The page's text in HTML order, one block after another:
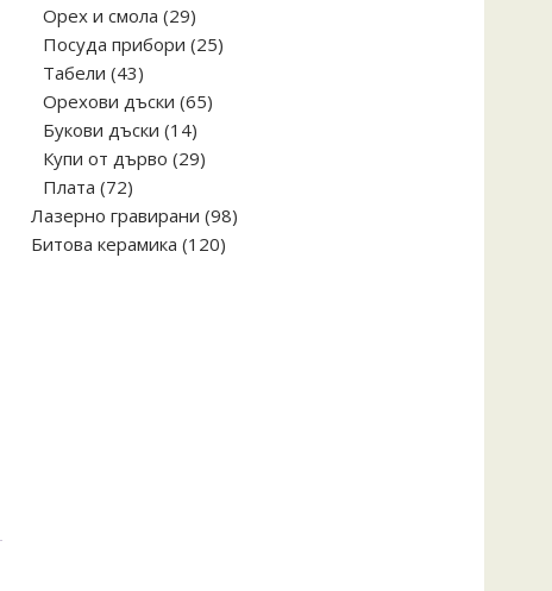
Орех и смола 2929
продукта
Посуда прибори 2525
Табели 4343
продукта
Орехови дъски 6565
Букови дъски 1414
продукта
Купи от дърво 2929
Плата 7272
продукта
Лазерно гравирани 9898
Битова керамика 120120